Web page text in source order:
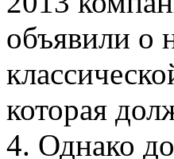
объявили о
которая
4. Однако